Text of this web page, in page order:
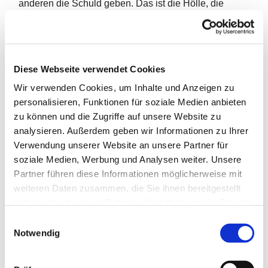
Diese Webseite verwendet Cookies
Wir verwenden Cookies, um Inhalte und Anzeigen zu
personalisieren, Funktionen für soziale Medien anbieten
zu können und die Zugriffe auf unsere Website zu
analysieren. Außerdem geben wir Informationen zu Ihrer
Verwendung unserer Website an unsere Partner für
soziale Medien, Werbung und Analysen weiter. Unsere
Partner führen diese Informationen möglicherweise mit
weiteren Daten zusammen, die Sie ihnen bereitgestellt
Notwendig
anderen die Schuld geben. Das ist die Hölle, die
selbstgewählte. Schuld eingestehen, um Vergebung
bitten, Versöhnung erleben, das ist das Paradies. Wer
das tut, der geht mit Jesus in den Himmel. Für den
Macht sich zu meinem Anwalt im Jüngsten Gericht.
Erwirkt den Freispruch, die Begnadigung. Auch nach
den schlimmsten Sünden.
In der Ausbildung habe ich ein paar gute Regeln fürs
Predigen gelernt:
Rechne immer damit, dass Gott durch diesen Text hier
und heute zu dir spricht. Und: In jedem Bibeltext steckt
stärkt, Mut macht, weiterhilft. Wenn du diese Botschaft